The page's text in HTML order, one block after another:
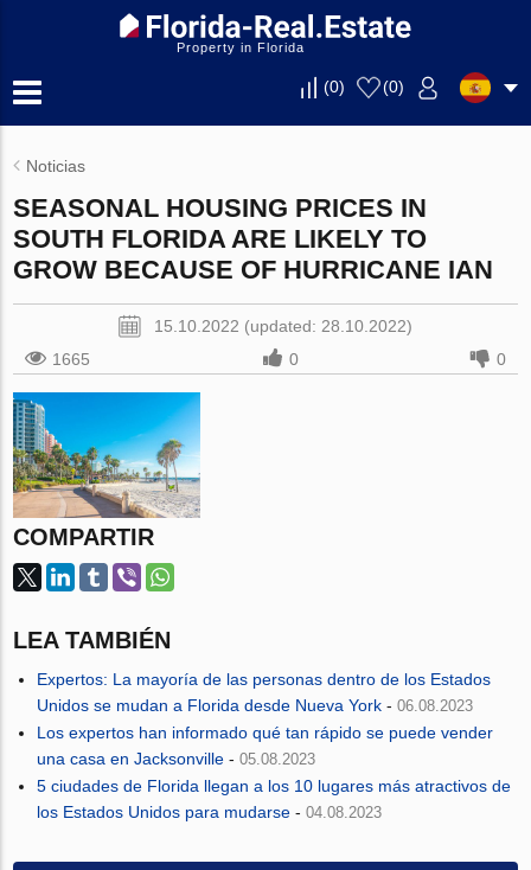
Property in Florida
(0) (0)
Noticias
SEASONAL HOUSING PRICES IN
SOUTH FLORIDA ARE LIKELY TO
GROW BECAUSE OF HURRICANE IAN
15.10.2022 (updated: 28.10.2022)
1665
0 0
COMPARTIR
LEA TAMBIÉN
Expertos: La mayoría de las personas dentro de los Estados
Unidos se mudan a Florida desde Nueva York -06.08.2023
Los expertos han informado qué tan rápido se puede vender
una casa en Jacksonville -05.08.2023
5 ciudades de Florida llegan a los 10 lugares más atractivos de
los Estados Unidos para mudarse -04.08.2023